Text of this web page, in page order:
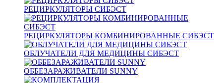
РЕЦИРКУЛЯТОРЫ СИБЭСТ
РЕЦИРКУЛЯТОРЫ КОМБИНИРОВАННЫЕ СИБЭСТ
ОБЛУЧАТЕЛИ ДЛЯ МЕДИЦИНЫ СИБЭСТ
ОББЕЗАРАЖИВАТЕЛИ SUNNY